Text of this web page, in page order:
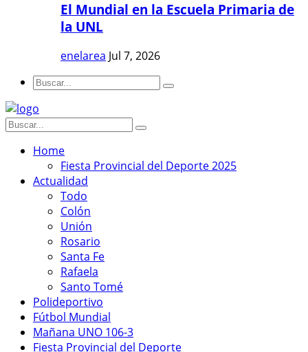
El Mundial en la Escuela Primaria de
la UNL
enelarea Jul 7, 2026
Home
Fiesta Provincial del Deporte 2025
Actualidad
Todo
Colón
Unión
Rosario
Santa Fe
Rafaela
Santo Tomé
Polideportivo
Fútbol Mundial
Mañana UNO 106-3
Fiesta Provincial del Deporte